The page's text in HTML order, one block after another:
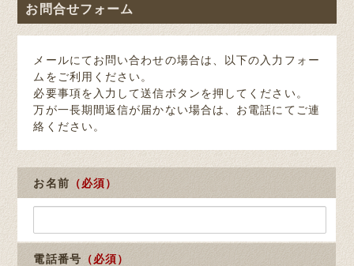
お問合せフォーム
メールにてお問い合わせの場合は、以下の入力フォー
ムをご利用ください。
必要事項を入力して送信ボタンを押してください。
万が一長期間返信が届かない場合は、お電話にてご連
絡ください。
お名前 （必須）
電話番号 （必須）